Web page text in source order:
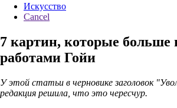
Искусство
Cancel
7 картин, которые больше
работами Гойи
У этой статьи в черновике заголовок
редакция решила, что это чересчур.